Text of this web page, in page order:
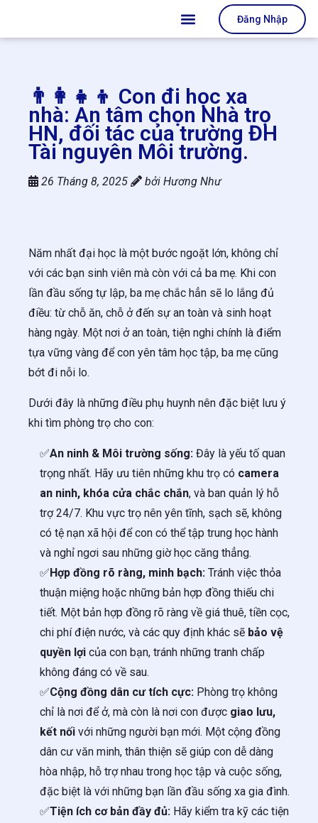
Đăng Nhập
👨‍👩‍👧‍👦 Con đi học xa
nhà: An tâm chọn Nhà trọ
HN, đối tác của trường ĐH
Tài nguyên Môi trường.
26 Tháng 8, 2025 bởi Hương Như
Năm nhất đại học là một bước ngoặt lớn, không chỉ
với các bạn sinh viên mà còn với cả ba mẹ. Khi con
lần đầu sống tự lập, ba mẹ chắc hẳn sẽ lo lắng đủ
điều: từ chỗ ăn, chỗ ở đến sự an toàn và sinh hoạt
hàng ngày. Một nơi ở an toàn, tiện nghi chính là điểm
tựa vững vàng để con yên tâm học tập, ba mẹ cũng
bớt đi nỗi lo.
Dưới đây là những điều phụ huynh nên đặc biệt lưu ý
khi tìm phòng trọ cho con:
✅An ninh & Môi trường sống: Đây là yếu tố quan
trọng nhất. Hãy ưu tiên những khu trọ có camera
an ninh, khóa cửa chắc chắn, và ban quản lý hỗ
trợ 24/7. Khu vực trọ nên yên tĩnh, sạch sẽ, không
có tệ nạn xã hội để con có thể tập trung học hành
và nghỉ ngơi sau những giờ học căng thẳng.
✅Hợp đồng rõ ràng, minh bạch: Tránh việc thỏa
thuận miệng hoặc những bản hợp đồng thiếu chi
tiết. Một bản hợp đồng rõ ràng về giá thuê, tiền cọc,
chi phí điện nước, và các quy định khác sẽ bảo vệ
quyền lợi của con bạn, tránh những tranh chấp
không đáng có về sau.
✅Cộng đồng dân cư tích cực: Phòng trọ không
chỉ là nơi để ở, mà còn là nơi con được giao lưu,
kết nối với những người bạn mới. Một cộng đồng
dân cư văn minh, thân thiện sẽ giúp con dễ dàng
hòa nhập, hỗ trợ nhau trong học tập và cuộc sống,
đặc biệt là với những bạn lần đầu sống xa gia đình.
✅Tiện ích cơ bản đầy đủ: Hãy kiểm tra kỹ các tiện